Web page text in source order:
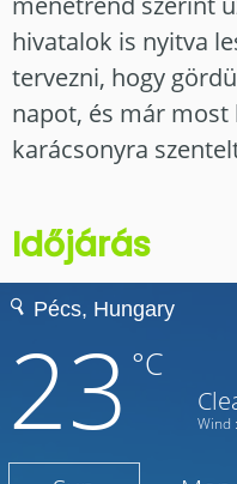
hivatalok is nyitva
tervezni, hogy
napot, és már most
karácsonyra
Időjárás